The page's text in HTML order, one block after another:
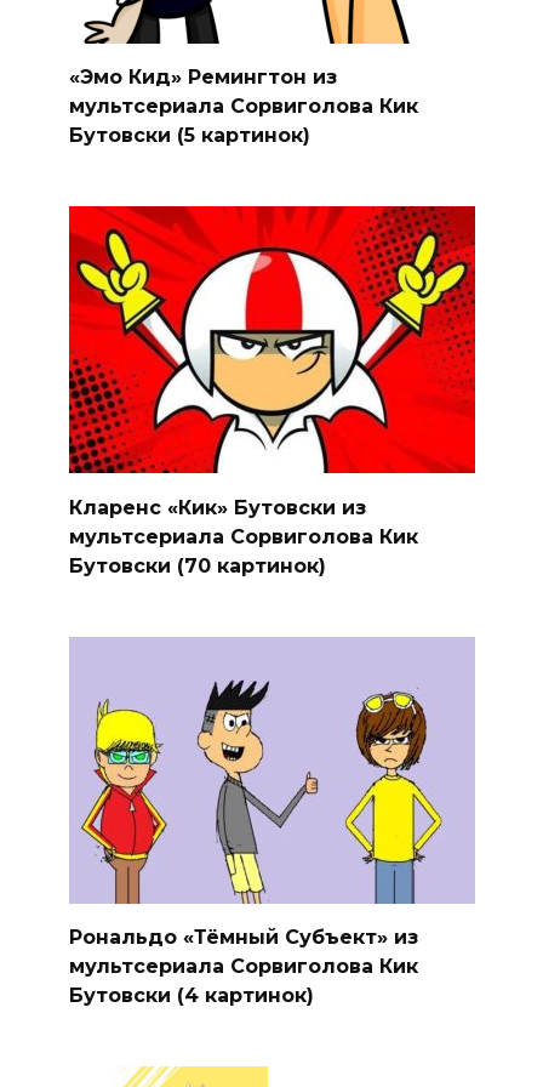
«Эмо Кид» Ремингтон из
мультсериала Сорвиголова Кик
Бутовски (5 картинок)
Кларенс «Кик» Бутовски из
мультсериала Сорвиголова Кик
Бутовски (70 картинок)
Рональдо «Тёмный Субъект» из
мультсериала Сорвиголова Кик
Бутовски (4 картинок)